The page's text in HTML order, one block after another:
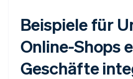
Beispiele für
Online-Shops
Geschäfte